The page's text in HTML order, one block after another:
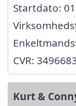
Startdato:
CVR:
Kurt &